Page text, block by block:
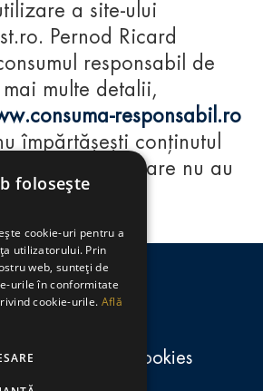
și cookies
a site-ului
Pernod Ricard
responsabil de
multe detalii,
responsabil.ro
împărtășești conținutul
cu persoane care nu au
de 18 ani.
folosește
cookie-uri pentru a
utilizatorului. Prin
web, sunteți de
urile în conformitate
cookie-urile. Află